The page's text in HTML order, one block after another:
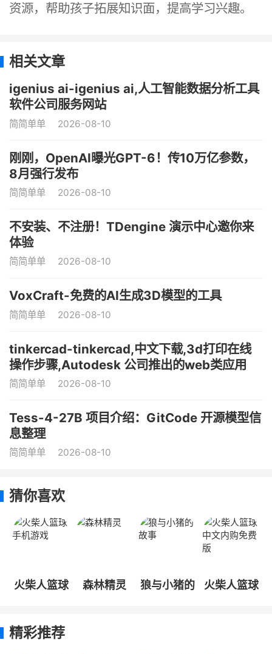
资源，帮助孩子拓展知识面，提高学习兴趣。
相关文章
igenius ai-igenius ai,人工智能数据分析工具
软件公司服务网站
简简单单 2026-08-10
刚刚，OpenAI曝光GPT-6！传10万亿参数，
8月强行发布
简简单单 2026-08-10
不安装、不注册！TDengine 演示中心邀你来
体验
简简单单 2026-08-10
VoxCraft-免费的AI生成3D模型的工具
简简单单 2026-08-10
tinkercad-tinkercad,中文下载,3d打印在线
操作步骤,Autodesk 公司推出的web类应用
简简单单 2026-08-10
Tess-4-27B 项目介绍：GitCode 开源模型信
息整理
简简单单 2026-08-10
猜你喜欢
火柴人篮球
森林精灵
狼与小猪的
火柴人篮球
精彩推荐